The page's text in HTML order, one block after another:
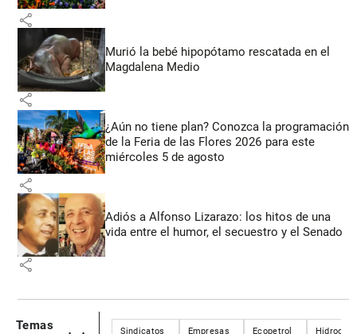
share
Murió la bebé hipopótamo rescatada en el
Magdalena Medio
share
¿Aún no tiene plan? Conozca la programación
de la Feria de las Flores 2026 para este
miércoles 5 de agosto
share
Adiós a Alfonso Lizarazo: los hitos de una
vida entre el humor, el secuestro y el Senado
share
Temas
Sindicatos Empresas Ecopetrol